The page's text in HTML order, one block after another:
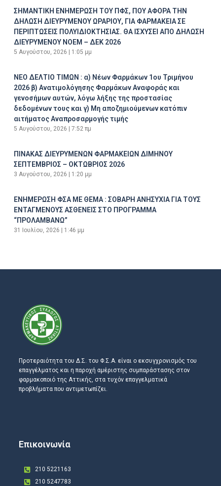
ΣΗΜΑΝΤΙΚΗ ΕΝΗΜΕΡΩΣΗ ΤΟΥ ΠΦΣ, ΠΟΥ ΑΦΟΡΑ ΤΗΝ
ΔΗΛΩΣΗ ΔΙΕΥΡΥΜΕΝΟΥ ΩΡΑΡΙΟΥ, ΓΙΑ ΦΑΡΜΑΚΕΙΑ ΣΕ
ΠΕΡΙΠΤΩΣΕΙΣ ΠΟΛΥΙΔΙΟΚΤΗΣΙΑΣ. ΘΑ ΙΣΧΥΣΕΙ ΑΠΟ ΔΗΛΩΣΗ
ΔΙΕΥΡΥΜΕΝΟΥ ΝΟΕΜ – ΔΕΚ 2026
5 Αυγούστου, 2026 1:05 μμ
ΝΕΟ ΔΕΛΤΙΟ ΤΙΜΩΝ : α) Νέων Φαρμάκων 1ου Τριμήνου
2026 β) Ανατιμολόγησης Φαρμάκων Αναφοράς και
γενοσήμων αυτών, λόγω λήξης της προστασίας
δεδομένων τους και γ) Μη αποζημιούμενων κατόπιν
αιτήματος Αναπροσαρμογής τιμής
5 Αυγούστου, 2026 7:52 πμ
ΠΙΝΑΚΑΣ ΔΙΕΥΡΥΜΕΝΩΝ ΦΑΡΜΑΚΕΙΩΝ ΔΙΜΗΝΟΥ
ΣΕΠΤΕΜΒΡΙΟΣ – ΟΚΤΩΒΡΙΟΣ 2026
3 Αυγούστου, 2026 1:20 μμ
ΕΝΗΜΕΡΩΣΗ ΦΣΑ ΜΕ ΘΕΜΑ : ΣΟΒΑΡΗ ΑΝΗΣΥΧΙΑ ΓΙΑ ΤΟΥΣ
ΕΝΤΑΓΜΕΝΟΥΣ ΑΣΘΕΝΕΙΣ ΣΤΟ ΠΡΟΓΡΑΜΜΑ
“ΠΡΟΛΑΜΒΑΝΩ”
31 Ιουλίου, 2026 1:46 μμ
Προτεραιότητα του Δ.Σ. του Φ.Σ.Α. είναι ο εκσυγχρονισμός του
επαγγέλματος και η παροχή αμέριστης συμπαράστασης στον
φαρμακοποιό της Αττικής, στα τυχόν επαγγελματικά
προβλήματα που αντιμετωπίζει.
Επικοινωνία
210 5221163
210 5247783